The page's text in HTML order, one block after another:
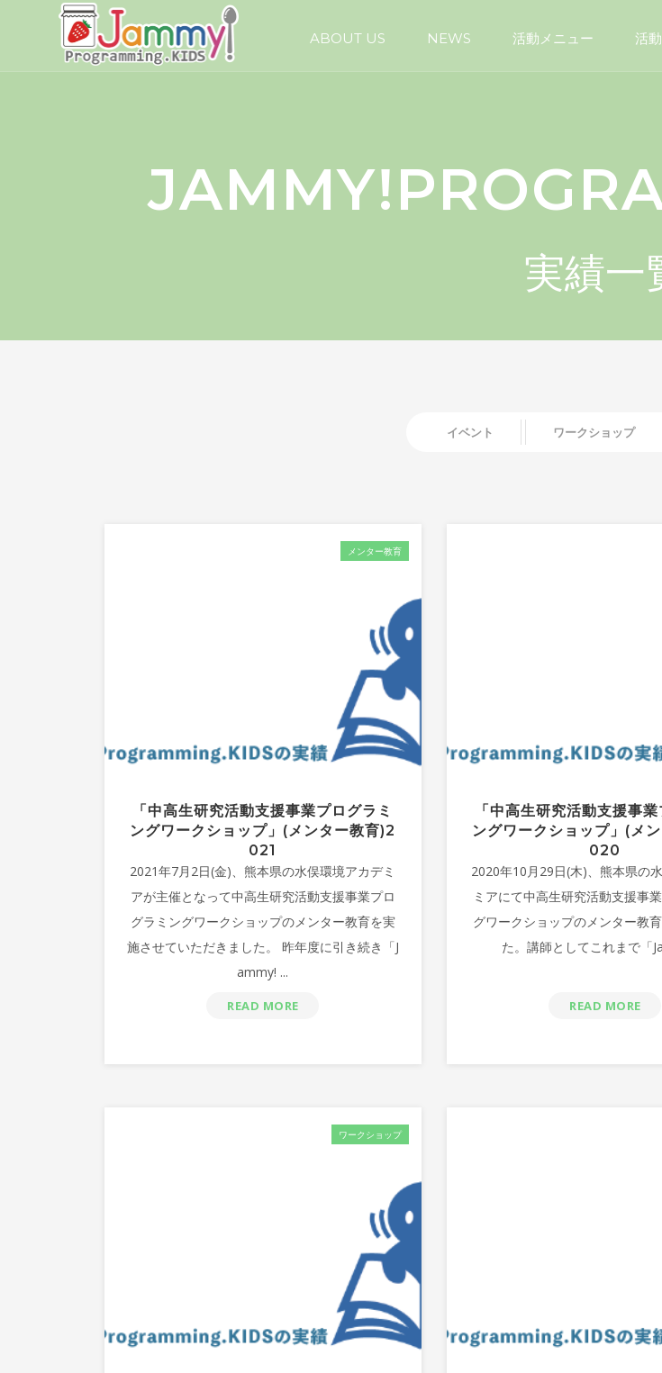
ABOUT US NEWS 活動メニュー 活
実績一
イベント ワークショップ
メンター教育
「中高生研究活動支援事業プログラミ
ングワークショップ」(メンター教育)2
021
2021年7月2日(金)、熊本県の水俣環境アカデミ
アが主催となって中高生研究活動支援事業プロ
グラミングワークショップのメンター教育を実
施させていただきました。 昨年度に引き続き「J
ammy! ...
READ MORE
「中高生研究活動支援事業
ングワークショップ」(メ
020
2020年10月29日(木)、熊本県の
ミアにて中高生研究活動支援事
グワークショップのメンター教
た。講師としてこれまで「
READ MORE
ワークショップ